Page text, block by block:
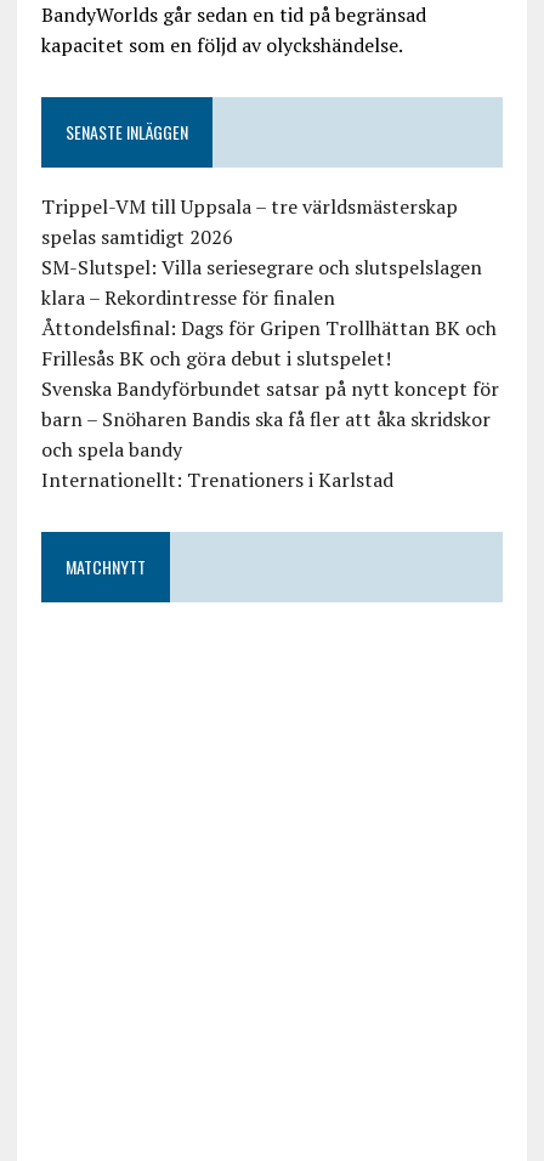
BandyWorlds går sedan en tid på begränsad
kapacitet som en följd av olyckshändelse.
SENASTE INLÄGGEN
Trippel-VM till Uppsala – tre världsmästerskap
spelas samtidigt 2026
SM-Slutspel: Villa seriesegrare och slutspelslagen
klara – Rekordintresse för finalen
Åttondelsfinal: Dags för Gripen Trollhättan BK och
Frillesås BK och göra debut i slutspelet!
Svenska Bandyförbundet satsar på nytt koncept för
barn – Snöharen Bandis ska få fler att åka skridskor
och spela bandy
Internationellt: Trenationers i Karlstad
MATCHNYTT